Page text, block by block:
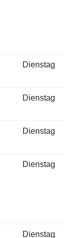
Dienstag
Dienstag
Dienstag
Dienstag
Dienstag